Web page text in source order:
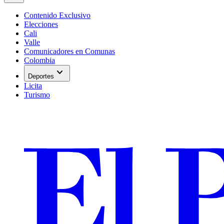
Contenido Exclusivo
Elecciones
Cali
Valle
Comunicadores en Comunas
Colombia
Deportes expand_more
Licita
Turismo